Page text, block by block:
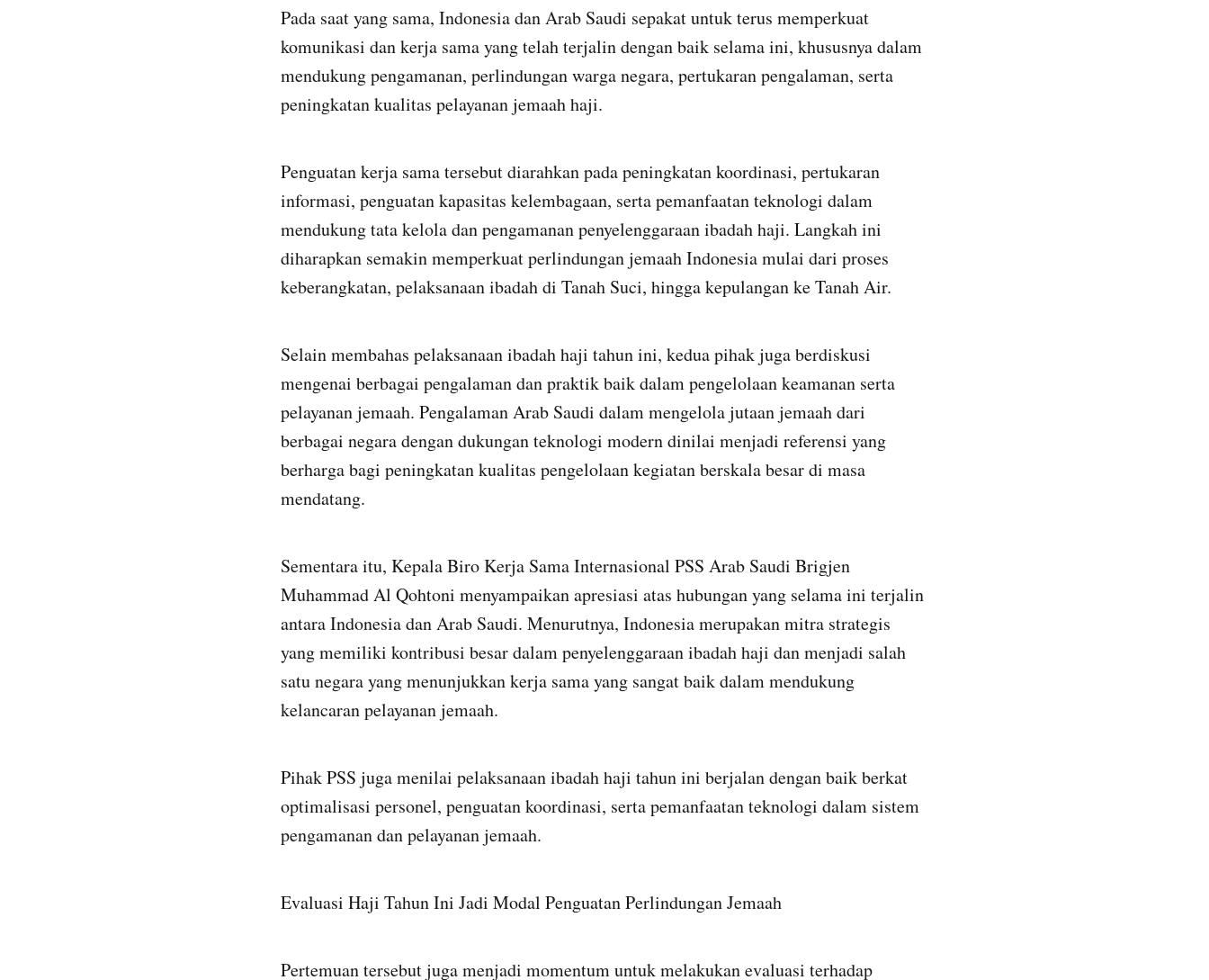
Pada saat yang sama, Indonesia dan Arab Saudi sepakat untuk terus memperkuat
komunikasi dan kerja sama yang telah terjalin dengan baik selama ini, khususnya dalam
mendukung pengamanan, perlindungan warga negara, pertukaran pengalaman, serta
peningkatan kualitas pelayanan jemaah haji.
Penguatan kerja sama tersebut diarahkan pada peningkatan koordinasi, pertukaran
informasi, penguatan kapasitas kelembagaan, serta pemanfaatan teknologi dalam
mendukung tata kelola dan pengamanan penyelenggaraan ibadah haji. Langkah ini
diharapkan semakin memperkuat perlindungan jemaah Indonesia mulai dari proses
keberangkatan, pelaksanaan ibadah di Tanah Suci, hingga kepulangan ke Tanah Air.
Selain membahas pelaksanaan ibadah haji tahun ini, kedua pihak juga berdiskusi
mengenai berbagai pengalaman dan praktik baik dalam pengelolaan keamanan serta
pelayanan jemaah. Pengalaman Arab Saudi dalam mengelola jutaan jemaah dari
berbagai negara dengan dukungan teknologi modern dinilai menjadi referensi yang
berharga bagi peningkatan kualitas pengelolaan kegiatan berskala besar di masa
mendatang.
Sementara itu, Kepala Biro Kerja Sama Internasional PSS Arab Saudi Brigjen
Muhammad Al Qohtoni menyampaikan apresiasi atas hubungan yang selama ini terjalin
antara Indonesia dan Arab Saudi. Menurutnya, Indonesia merupakan mitra strategis
yang memiliki kontribusi besar dalam penyelenggaraan ibadah haji dan menjadi salah
satu negara yang menunjukkan kerja sama yang sangat baik dalam mendukung
kelancaran pelayanan jemaah.
Pihak PSS juga menilai pelaksanaan ibadah haji tahun ini berjalan dengan baik berkat
optimalisasi personel, penguatan koordinasi, serta pemanfaatan teknologi dalam sistem
pengamanan dan pelayanan jemaah.
Evaluasi Haji Tahun Ini Jadi Modal Penguatan Perlindungan Jemaah
Pertemuan tersebut juga menjadi momentum untuk melakukan evaluasi terhadap